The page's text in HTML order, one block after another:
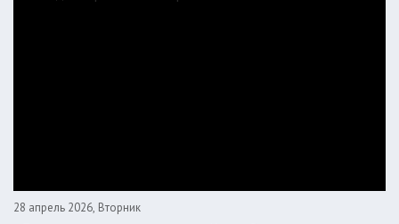
28 апрель 2026, Вторник